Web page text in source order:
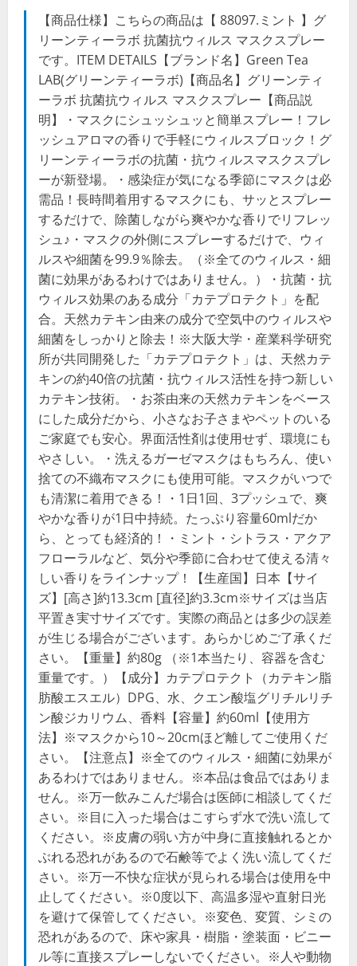
【商品仕様】こちらの商品は【 88097.ミント 】グ
リーンティーラボ 抗菌抗ウィルス マスクスプレー
です。ITEM DETAILS【ブランド名】Green Tea
LAB(グリーンティーラボ)【商品名】グリーンティ
ーラボ 抗菌抗ウィルス マスクスプレー【商品説
明】・マスクにシュッシュッと簡単スプレー！フレ
ッシュアロマの香りで手軽にウィルスブロック！グ
リーンティーラボの抗菌・抗ウィルスマスクスプレ
ーが新登場。・感染症が気になる季節にマスクは必
需品！長時間着用するマスクにも、サッとスプレー
するだけで、除菌しながら爽やかな香りでリフレッ
シュ♪・マスクの外側にスプレーするだけで、ウィ
ルスや細菌を99.9％除去。（※全てのウィルス・細
菌に効果があるわけではありません。）・抗菌・抗
ウィルス効果のある成分「カテプロテクト」を配
合。天然カテキン由来の成分で空気中のウィルスや
細菌をしっかりと除去！※大阪大学・産業科学研究
所が共同開発した「カテプロテクト」は、天然カテ
キンの約40倍の抗菌・抗ウィルス活性を持つ新しい
カテキン技術。・お茶由来の天然カテキンをベース
にした成分だから、小さなお子さまやペットのいる
ご家庭でも安心。界面活性剤は使用せず、環境にも
やさしい。・洗えるガーゼマスクはもちろん、使い
捨ての不織布マスクにも使用可能。マスクがいつで
も清潔に着用できる！・1日1回、3プッシュで、爽
やかな香りが1日中持続。たっぷり容量60mlだか
ら、とっても経済的！・ミント・シトラス・アクア
フローラルなど、気分や季節に合わせて使える清々
しい香りをラインナップ！【生産国】日本【サイ
ズ】[高さ]約13.3cm [直径]約3.3cm※サイズは当店
平置き実寸サイズです。実際の商品とは多少の誤差
が生じる場合がございます。あらかじめご了承くだ
さい。【重量】約80g （※1本当たり、容器を含む
重量です。）【成分】カテプロテクト（カテキン脂
肪酸エスエル）DPG、水、クエン酸塩グリチルリチ
ン酸ジカリウム、香料【容量】約60ml【使用方
法】※マスクから10～20cmほど離してご使用くだ
さい。【注意点】※全てのウィルス・細菌に効果が
あるわけではありません。※本品は食品ではありま
せん。※万一飲みこんだ場合は医師に相談してくだ
さい。※目に入った場合はこすらず水で洗い流して
ください。※皮膚の弱い方が中身に直接触れるとか
ぶれる恐れがあるので石鹸等でよく洗い流してくだ
さい。※万一不快な症状が見られる場合は使用を中
止してください。※0度以下、高温多湿や直射日光
を避けて保管してください。※変色、変質、シミの
恐れがあるので、床や家具・樹脂・塗装面・ビニー
ル等に直接スプレーしないでください。※人や動物